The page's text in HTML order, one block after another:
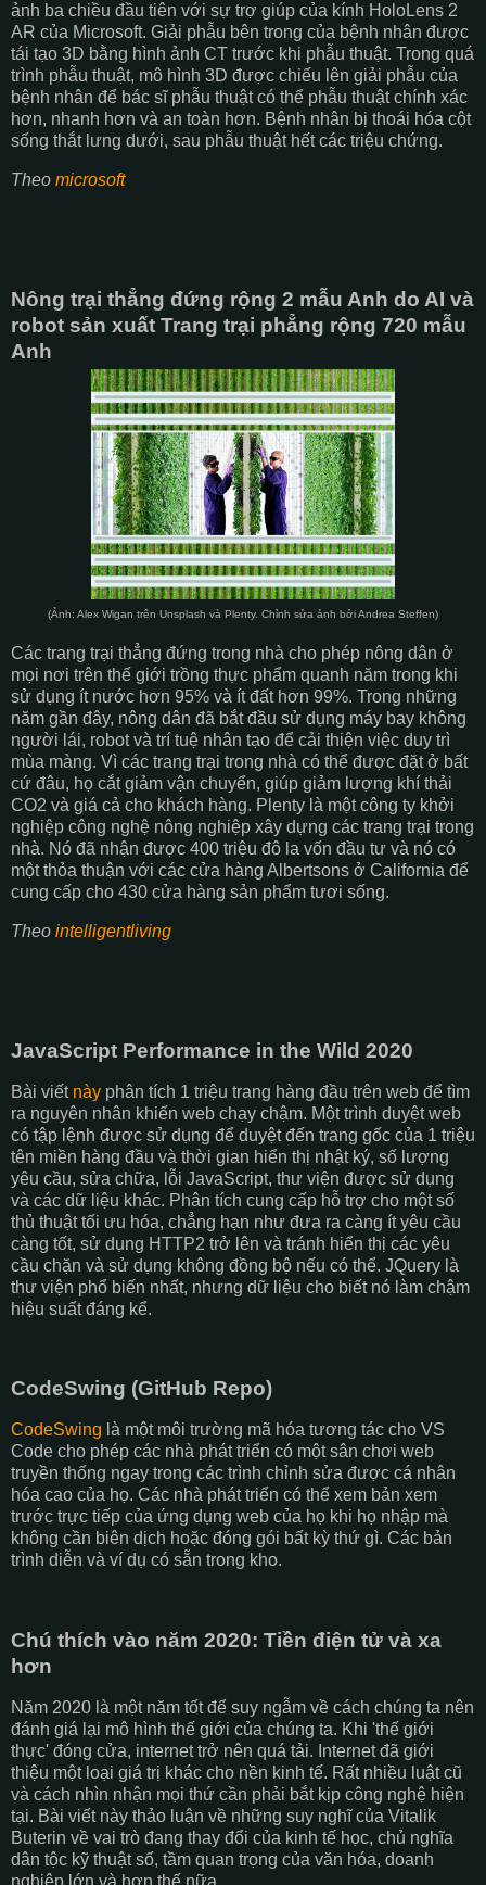
ảnh ba chiều đầu tiên với sự trợ giúp của kính HoloLens 2
AR của Microsoft. Giải phẫu bên trong của bệnh nhân được
tái tạo 3D bằng hình ảnh CT trước khi phẫu thuật. Trong quá
trình phẫu thuật, mô hình 3D được chiếu lên giải phẫu của
bệnh nhân để bác sĩ phẫu thuật có thể phẫu thuật chính xác
hơn, nhanh hơn và an toàn hơn. Bệnh nhân bị thoái hóa cột
sống thắt lưng dưới, sau phẫu thuật hết các triệu chứng.
Theo microsoft
Nông trại thẳng đứng rộng 2 mẫu Anh do AI và
robot sản xuất Trang trại phẳng rộng 720 mẫu
Anh
(Ảnh: Alex Wigan trên Unsplash và Plenty. Chỉnh sửa ảnh bởi Andrea Steffen)
Các trang trại thẳng đứng trong nhà cho phép nông dân ở
mọi nơi trên thế giới trồng thực phẩm quanh năm trong khi
sử dụng ít nước hơn 95% và ít đất hơn 99%. Trong những
năm gần đây, nông dân đã bắt đầu sử dụng máy bay không
người lái, robot và trí tuệ nhân tạo để cải thiện việc duy trì
mùa màng. Vì các trang trại trong nhà có thể được đặt ở bất
cứ đâu, họ cắt giảm vận chuyển, giúp giảm lượng khí thải
CO2 và giá cả cho khách hàng. Plenty là một công ty khởi
nghiệp công nghệ nông nghiệp xây dựng các trang trại trong
nhà. Nó đã nhận được 400 triệu đô la vốn đầu tư và nó có
một thỏa thuận với các cửa hàng Albertsons ở California để
cung cấp cho 430 cửa hàng sản phẩm tươi sống.
Theo intelligentliving
JavaScript Performance in the Wild 2020
Bài viết này phân tích 1 triệu trang hàng đầu trên web để tìm
ra nguyên nhân khiến web chạy chậm. Một trình duyệt web
có tập lệnh được sử dụng để duyệt đến trang gốc của 1 triệu
tên miền hàng đầu và thời gian hiển thị nhật ký, số lượng
yêu cầu, sửa chữa, lỗi JavaScript, thư viện được sử dụng
và các dữ liệu khác. Phân tích cung cấp hỗ trợ cho một số
thủ thuật tối ưu hóa, chẳng hạn như đưa ra càng ít yêu cầu
càng tốt, sử dụng HTTP2 trở lên và tránh hiển thị các yêu
cầu chặn và sử dụng không đồng bộ nếu có thể. JQuery là
thư viện phổ biến nhất, nhưng dữ liệu cho biết nó làm chậm
hiệu suất đáng kể.
CodeSwing (GitHub Repo)
CodeSwing là một môi trường mã hóa tương tác cho VS
Code cho phép các nhà phát triển có một sân chơi web
truyền thống ngay trong các trình chỉnh sửa được cá nhân
hóa cao của họ. Các nhà phát triển có thể xem bản xem
trước trực tiếp của ứng dụng web của họ khi họ nhập mà
không cần biên dịch hoặc đóng gói bất kỳ thứ gì. Các bản
trình diễn và ví dụ có sẵn trong kho.
Chú thích vào năm 2020: Tiền điện tử và xa
hơn
Năm 2020 là một năm tốt để suy ngẫm về cách chúng ta nên
đánh giá lại mô hình thế giới của chúng ta. Khi 'thế giới
thực' đóng cửa, internet trở nên quá tải. Internet đã giới
thiệu một loại giá trị khác cho nền kinh tế. Rất nhiều luật cũ
và cách nhìn nhận mọi thứ cần phải bắt kịp công nghệ hiện
tại. Bài viết này thảo luận về những suy nghĩ của Vitalik
Buterin về vai trò đang thay đổi của kinh tế học, chủ nghĩa
dân tộc kỹ thuật số, tầm quan trọng của văn hóa, doanh
nghiệp lớn và hơn thế nữa.